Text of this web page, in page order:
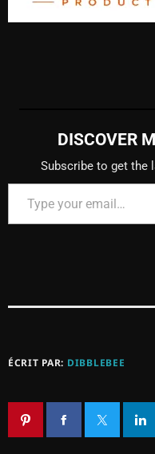
DISCOVER
Subscribe to get the
ÉCRIT PAR: DIBBLEBEE